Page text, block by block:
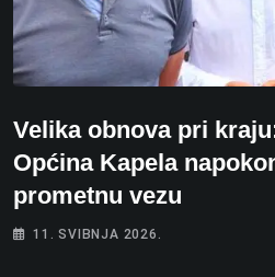
Velika obnova pri
Općina Kapela
prometnu vezu
11. SVIBNJA 2026.